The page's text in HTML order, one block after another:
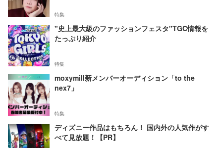
特集
"史上最大級のファッションフェスタ"TGC情報を
たっぷり紹介
特集
moxymill新メンバーオーディション「to the
nex7」
特集
ディズニー作品はもちろん！ 国内外の人気作がす
べて見放題！【PR】